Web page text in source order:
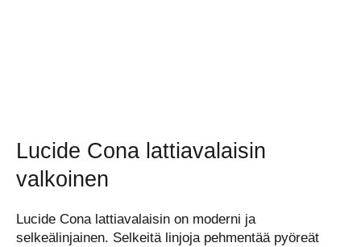
Lucide Cona lattiavalaisin
valkoinen
Lucide Cona lattiavalaisin on moderni ja
selkeälinjainen. Selkeitä linjoja pehmentää pyöreät